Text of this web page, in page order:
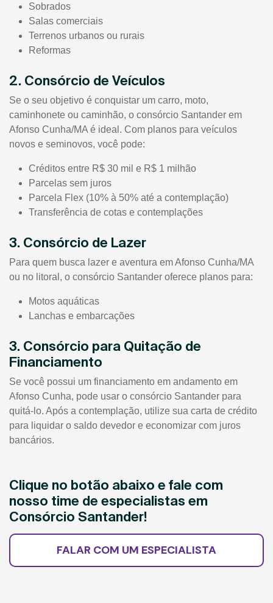
Sobrados
Salas comerciais
Terrenos urbanos ou rurais
Reformas
2. Consórcio de Veículos
Se o seu objetivo é conquistar um carro, moto,
caminhonete ou caminhão, o consórcio Santander em
Afonso Cunha/MA é ideal. Com planos para veículos
novos e seminovos, você pode:
Créditos entre R$ 30 mil e R$ 1 milhão
Parcelas sem juros
Parcela Flex (10% à 50% até a contemplação)
Transferência de cotas e contemplações
3. Consórcio de Lazer
Para quem busca lazer e aventura em Afonso Cunha/MA
ou no litoral, o consórcio Santander oferece planos para:
Motos aquáticas
Lanchas e embarcações
3. Consórcio para Quitação de
Financiamento
Se você possui um financiamento em andamento em
Afonso Cunha, pode usar o consórcio Santander para
quitá-lo. Após a contemplação, utilize sua carta de crédito
para liquidar o saldo devedor e economizar com juros
bancários.
Clique no botão abaixo e fale com
nosso time de especialistas em
Consórcio Santander!
FALAR COM UM ESPECIALISTA